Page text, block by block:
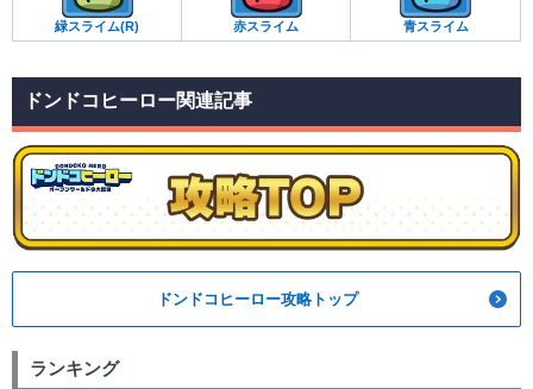
緑スライム(R) 赤スライム 青スライム
ドンドコヒーロー関連記事
ドンドコヒーロー攻略トップ
ランキング